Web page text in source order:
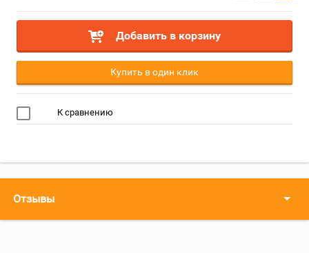
Добавить в корзину
Купить в один клик
К сравнению
Отзывы